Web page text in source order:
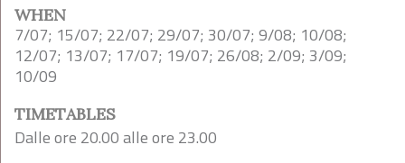
WHEN
7/07; 15/07; 22/07; 29/07; 30/07; 9/08; 10/08;
12/07; 13/07; 17/07; 19/07; 26/08; 2/09; 3/09;
10/09
TIMETABLES
Dalle ore 20.00 alle ore 23.00